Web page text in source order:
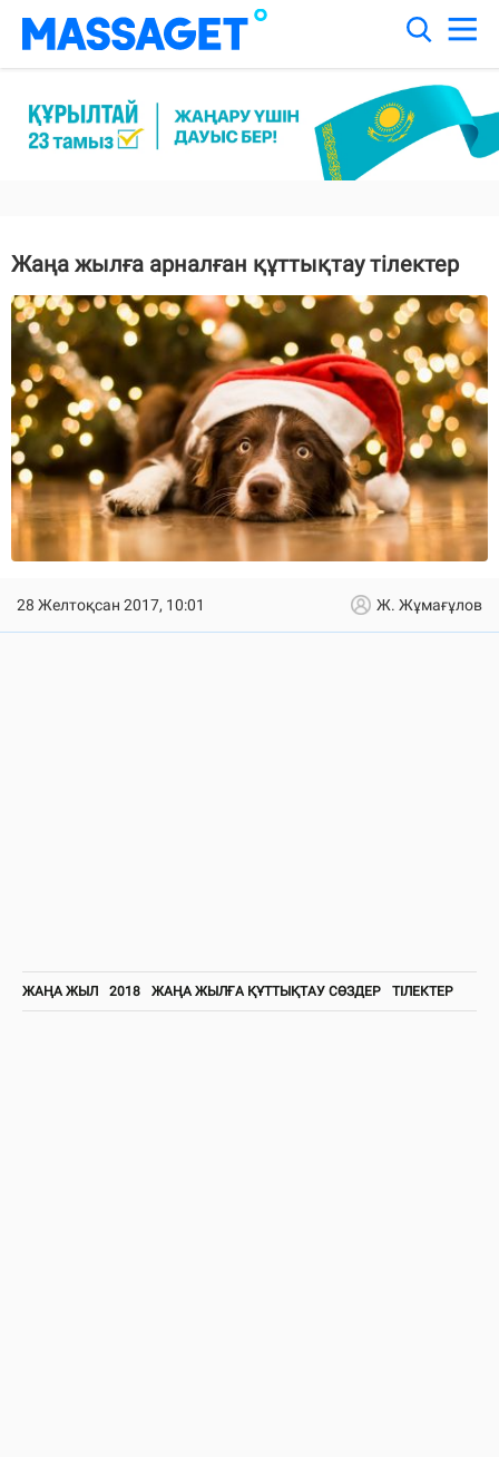
Жаңа жылға арналған құттықтау тілектер
28 Желтоқсан 2017, 10:01 Ж. Жұмағұлов
ЖАҢА ЖЫЛ 2018 ЖАҢА ЖЫЛҒА ҚҰТТЫҚТАУ СӨЗДЕР ТІЛЕКТЕР